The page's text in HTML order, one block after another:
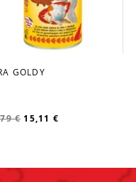
favorite_border
GOLDY
€ 15,11 €